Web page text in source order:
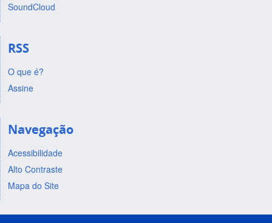
SoundCloud
RSS
O que é?
Assine
Navegação
Acessibilidade
Alto Contraste
Mapa do Site